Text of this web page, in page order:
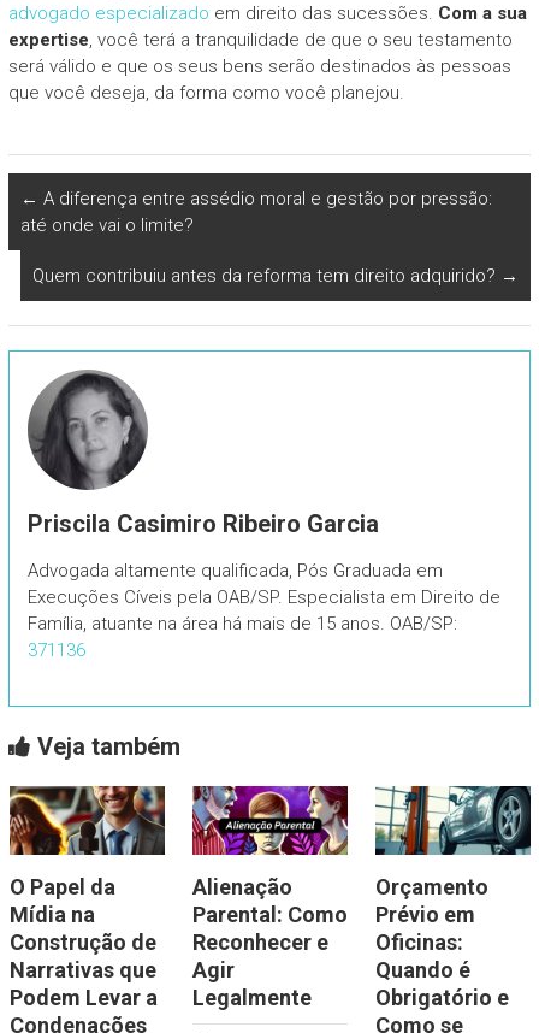
advogado especializado em direito das sucessões. Com a sua
expertise, você terá a tranquilidade de que o seu testamento
será válido e que os seus bens serão destinados às pessoas
que você deseja, da forma como você planejou.
← A diferença entre assédio moral e gestão por pressão:
até onde vai o limite?
Quem contribuiu antes da reforma tem direito adquirido? →
Priscila Casimiro Ribeiro Garcia
Advogada altamente qualificada, Pós Graduada em
Execuções Cíveis pela OAB/SP. Especialista em Direito de
Família, atuante na área há mais de 15 anos. OAB/SP:
371136
Veja também
O Papel da
Mídia na
Construção de
Narrativas que
Podem Levar a
Condenações
Alienação
Parental: Como
Reconhecer e
Agir
Legalmente
Orçamento
Prévio em
Oficinas:
Quando é
Obrigatório e
Como se